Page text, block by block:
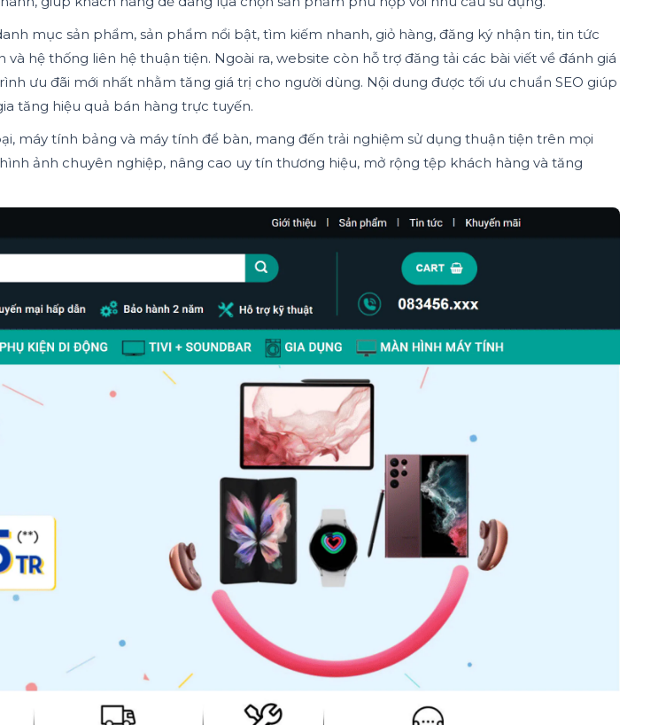
mục sản phẩm, sản phẩm nổi bật, tìm kiếm nhanh, giỏ hàng, đăng ký nhận tin, tin tức
hệ thống liên hệ thuận tiện. Ngoài ra, website còn hỗ trợ đăng tải các bài viết về đánh giá
ưu đãi mới nhất nhằm tăng giá trị cho người dùng. Nội dung được tối ưu chuẩn SEO giúp
tăng hiệu quả bán hàng trực tuyến.
máy tính bảng và máy tính để bàn, mang đến trải nghiệm sử dụng thuận tiện trên mọi
ảnh chuyên nghiệp, nâng cao uy tín thương hiệu, mở rộng tệp khách hàng và tăng